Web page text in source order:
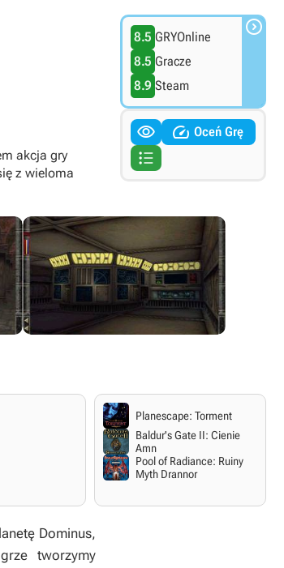
akcja gry
z wieloma
8.5 GRYOnline
8.5 Gracze
8.9 Steam

  Oceń Grę

Planescape: Torment
Baldur's Gate II: Cienie
Amn
Pool of Radiance: Ruiny
Myth Drannor
Dominus,
tworzymy